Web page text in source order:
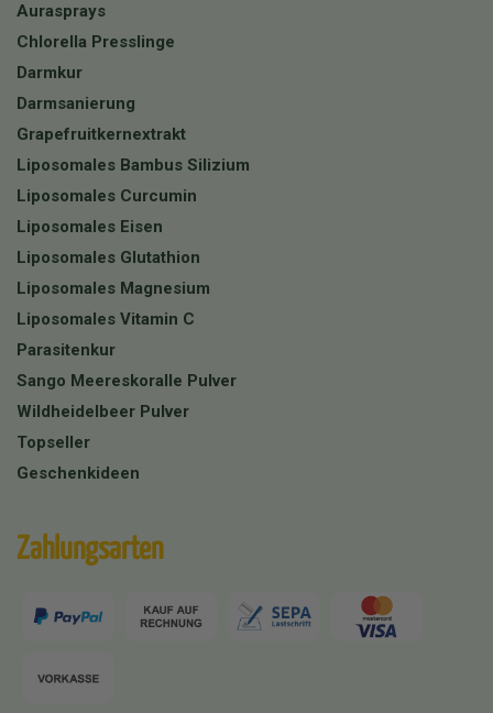
Aurasprays
Chlorella Presslinge
Darmkur
Darmsanierung
Grapefruitkernextrakt
Liposomales Bambus Silizium
Liposomales Curcumin
Liposomales Eisen
Liposomales Glutathion
Liposomales Magnesium
Liposomales Vitamin C
Parasitenkur
Sango Meereskoralle Pulver
Wildheidelbeer Pulver
Topseller
Geschenkideen
Zahlungsarten